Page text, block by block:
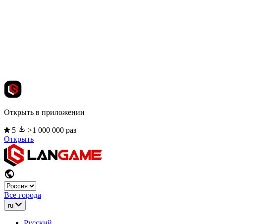
Открыть в приложении
5
>1 000 000 раз
Открыть
Все города
ru